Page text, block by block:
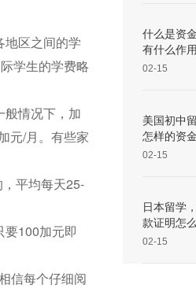
地区之间的学
学生的学费略
般情况下，加
元/月。有些家
平均每天25-
100加元即
信每个仔细阅
什么是资
有什么作
02-15
美国初中
怎样的资
02-15
日本留学
款证明怎
02-15